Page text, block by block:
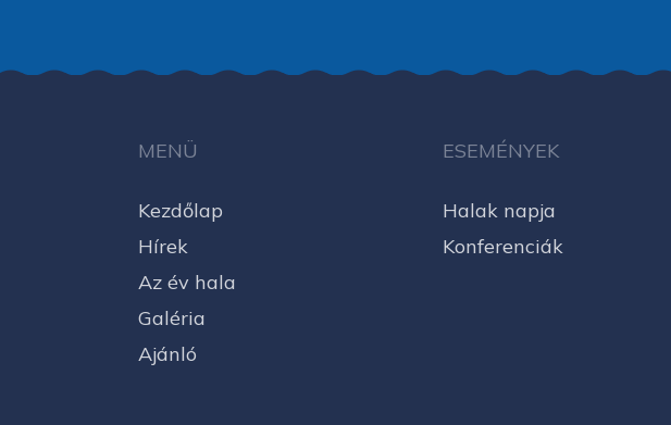
MENÜ
Kezdőlap
Hírek
Az év hala
Galéria
Ajánló
ESEMÉNYEK
Halak napja
Konferenciák